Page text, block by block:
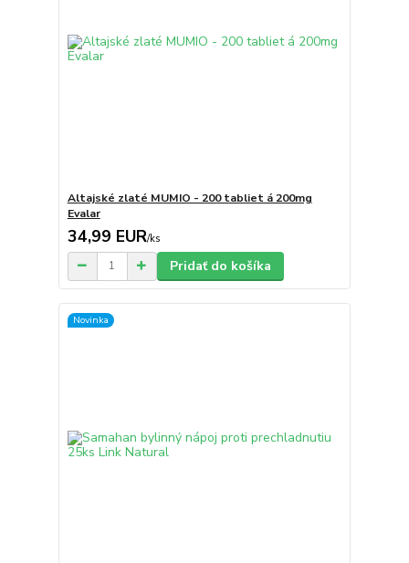
Altajské zlaté MUMIO - 200 tabliet á 200mg
Evalar
34,99 EUR/ks
Pridať do košíka
Novinka